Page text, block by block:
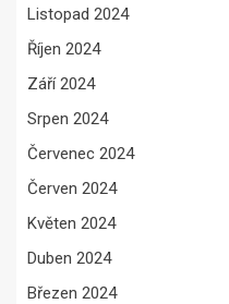
Listopad 2024
Říjen 2024
Září 2024
Srpen 2024
Červenec 2024
Červen 2024
Květen 2024
Duben 2024
Březen 2024